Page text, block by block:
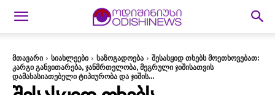
მთავარი სიახლეები საზოგადოება
შესასყიდ თხებს მოეთხოვებათ:
კარგი განვითარება, ჯანმრთელობა, მეგრული ჯიშისათვის
დამახასიათებელი ტიპიურობა და ჯიშის...